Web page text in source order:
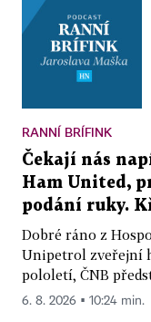
RANNÍ BRÍFINK
Čekají nás
Ham United,
podání ruky.
Dobré ráno z
Unipetrol zveřejní
pololetí, ČNB
6. 8. 2026 ▪ 10:24 min.